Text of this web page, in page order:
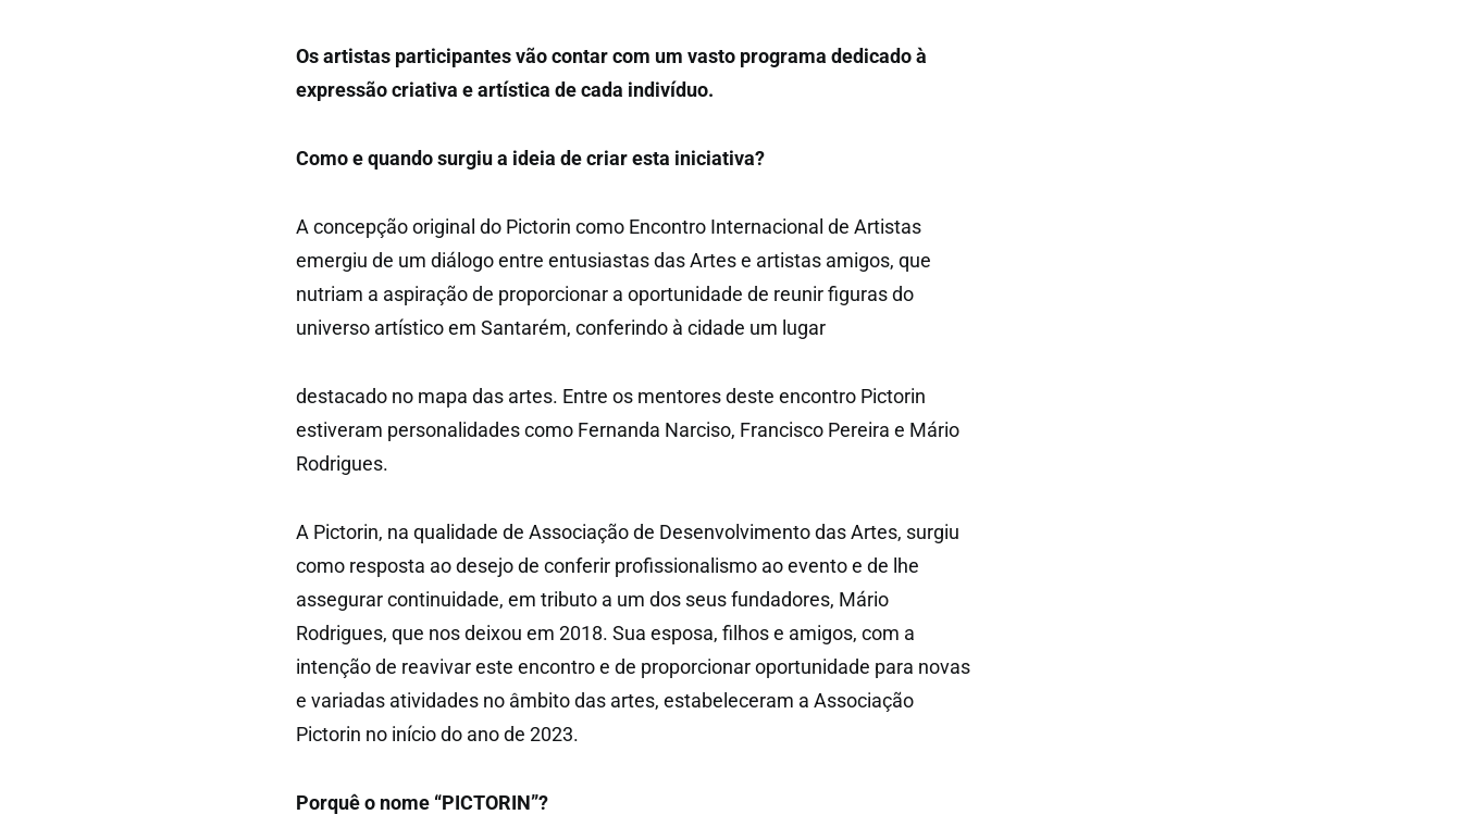
Os artistas participantes vão contar com um vasto programa dedicado à
expressão criativa e artística de cada indivíduo.
Como e quando surgiu a ideia de criar esta iniciativa?
A concepção original do Pictorin como Encontro Internacional de Artistas
emergiu de um diálogo entre entusiastas das Artes e artistas amigos, que
nutriam a aspiração de proporcionar a oportunidade de reunir figuras do
universo artístico em Santarém, conferindo à cidade um lugar
destacado no mapa das artes. Entre os mentores deste encontro Pictorin
estiveram personalidades como Fernanda Narciso, Francisco Pereira e Mário
Rodrigues.
A Pictorin, na qualidade de Associação de Desenvolvimento das Artes, surgiu
como resposta ao desejo de conferir profissionalismo ao evento e de lhe
assegurar continuidade, em tributo a um dos seus fundadores, Mário
Rodrigues, que nos deixou em 2018. Sua esposa, filhos e amigos, com a
intenção de reavivar este encontro e de proporcionar oportunidade para novas
e variadas atividades no âmbito das artes, estabeleceram a Associação
Pictorin no início do ano de 2023.
Porquê o nome “PICTORIN”?